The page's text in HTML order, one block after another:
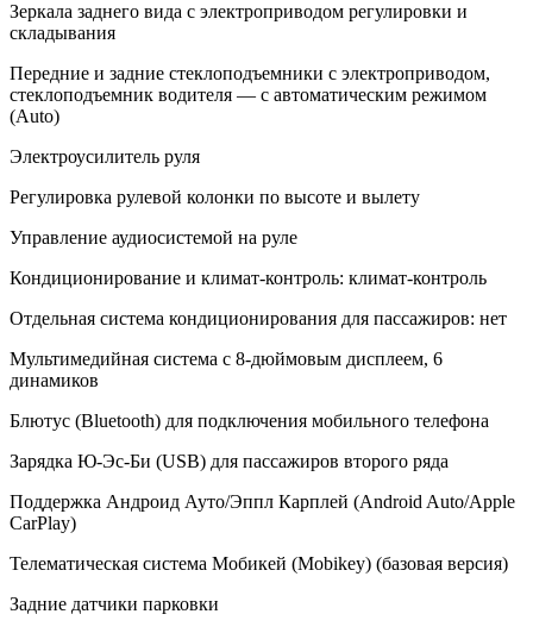
Зеркала заднего вида с электроприводом регулировки и
складывания
Передние и задние стеклоподъемники с электроприводом,
стеклоподъемник водителя — с автоматическим режимом
(Auto)
Электроусилитель руля
Регулировка рулевой колонки по высоте и вылету
Управление аудиосистемой на руле
Кондиционирование и климат-контроль: климат-контроль
Отдельная система кондиционирования для пассажиров: нет
Мультимедийная система с 8-дюймовым дисплеем, 6
динамиков
Блютус (Bluetooth) для подключения мобильного телефона
Зарядка Ю-Эс-Би (USB) для пассажиров второго ряда
Поддержка Андроид Ауто/Эппл Карплей (Android Auto/Apple
CarPlay)
Телематическая система Мобикей (Mobikey) (базовая версия)
Задние датчики парковки